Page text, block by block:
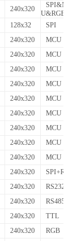
240x320
SPI&MC
U&RGB
128x32
SPI
240x320
MCU
240x320
MCU
240x320
MCU
240x320
MCU
240x320
MCU
240x320
MCU
240x320
MCU
240x320
MCU
240x320
MCU
240x320
SPI+RGB
240x320
RS232
240x320
RS485
240x320
TTL
240x320
RGB